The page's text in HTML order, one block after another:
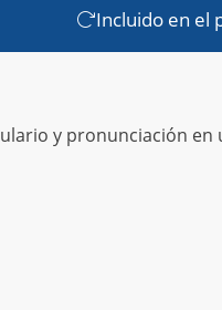
Incluido en el
y pronunciación en